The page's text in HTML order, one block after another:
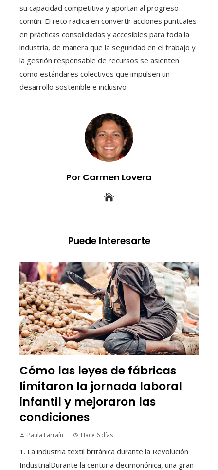
su capacidad competitiva y aportan al progreso
común. El reto radica en convertir acciones puntuales
en prácticas consolidadas y accesibles para toda la
industria, de manera que la seguridad en el trabajo y
la gestión responsable de recursos se asienten
como estándares colectivos que impulsen un
desarrollo sostenible e inclusivo.
Por Carmen Lovera
Puede Interesarte
Cómo las leyes de fábricas
limitaron la jornada laboral
infantil y mejoraron las
condiciones
Paula Larraín Hace 6 días
1. La industria textil británica durante la Revolución
IndustrialDurante la centuria decimonónica, una gran